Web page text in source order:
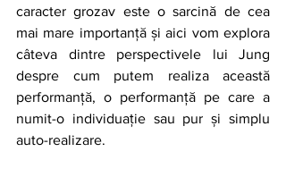
caracter grozav este o sarcină de cea
mai mare importanță și aici vom explora
câteva dintre perspectivele lui Jung
despre cum putem realiza această
performanță, o performanță pe care a
numit-o individuație sau pur și simplu
auto-realizare.